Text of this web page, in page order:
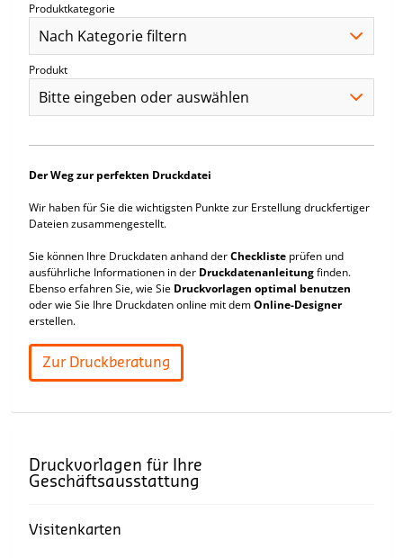
Produktkategorie
Produkt
Der Weg zur perfekten Druckdatei
Wir haben für Sie die wichtigsten Punkte zur Erstellung druckfertiger
Dateien zusammengestellt.
Sie können Ihre Druckdaten anhand derCheckliste prüfen und
ausführliche Informationen in der Druckdatenanleitungfinden.
Ebenso erfahren Sie, wie Sie Druckvorlagen optimal benutzen
oder wie Sie Ihre Druckdaten online mit demOnline-Designer
erstellen.
Zur Druckberatung
Druckvorlagen für Ihre
Geschäftsausstattung
Visitenkarten